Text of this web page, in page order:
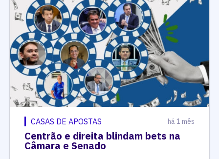
CASAS DE APOSTAS há 1 mês
Centrão e direita blindam bets na
Câmara e Senado